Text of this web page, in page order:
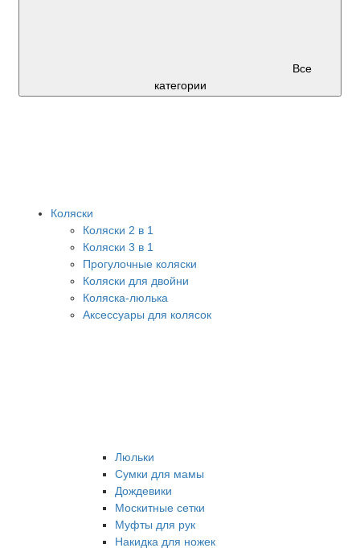
Все
категории
Коляски
Коляски 2 в 1
Коляски 3 в 1
Прогулочные коляски
Коляски для двойни
Коляска-люлька
Аксессуары для колясок
Люльки
Сумки для мамы
Дождевики
Москитные сетки
Муфты для рук
Накидка для ножек